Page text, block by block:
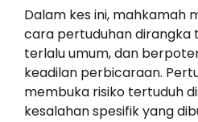
Dalam kes ini, mahkamah
cara pertuduhan dirangka
terlalu umum, dan
keadilan perbicaraan.
membuka risiko tertuduh
kesalahan spesifik yang